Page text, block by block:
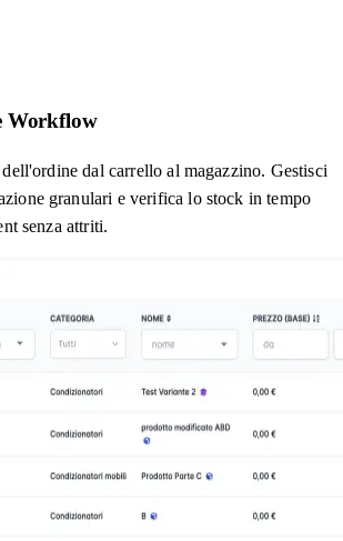
Workflow
dal carrello al magazzino. Gestisci
granulari e verifica lo stock in tempo
senza attriti.